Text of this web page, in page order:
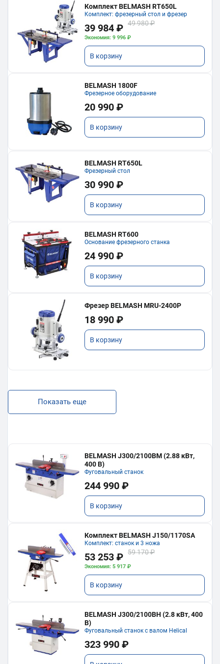
Комплект BELMASH RT650L
Комплект: фрезерный стол и фрезер
39 984 ₽ 49 980 ₽
Экономия: 9 996 ₽
В корзину
BELMASH 1800F
Фрезерное оборудование
20 990 ₽
В корзину
BELMASH RT650L
Фрезерный стол
30 990 ₽
В корзину
BELMASH RT600
Основание фрезерного станка
24 990 ₽
В корзину
Фрезер BELMASH MRU-2400P
18 990 ₽
В корзину
Показать еще
BELMASH J300/2100ВМ (2.88 кВт,
400 В)
Фуговальный станок
244 990 ₽
В корзину
Комплект BELMASH J150/1170SA
Комплект: станок и 3 ножа
53 253 ₽ 59 170 ₽
Экономия: 5 917 ₽
В корзину
BELMASH J300/2100ВH (2.8 кВт, 400
В)
Фуговальный станок с валом Helical
323 990 ₽